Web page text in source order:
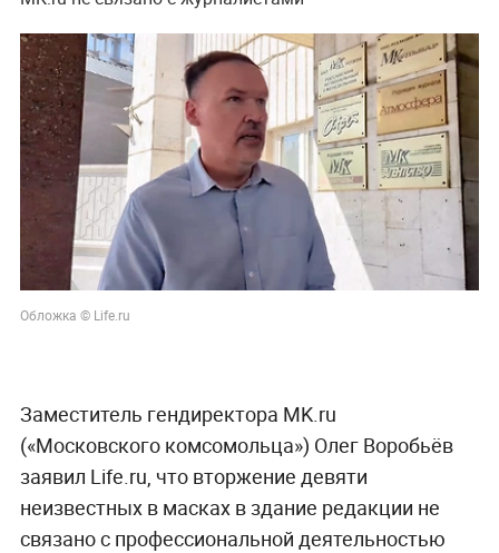
Обложка © Life.ru
Заместитель гендиректора MK.ru
(«Московского комсомольца») Олег Воробьёв
заявил Life.ru, что вторжение девяти
неизвестных в масках в здание редакции не
связано с профессиональной деятельностью